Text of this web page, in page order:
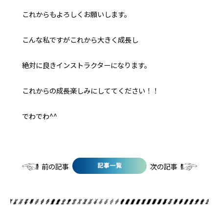
これからもよろしくお願いします。
こんな私ですがこれから大きく成長し
絶対に良きインストラクターになります。
これからの成長楽しみにしててください！！
でわでわ^^
前の記事 次の記事